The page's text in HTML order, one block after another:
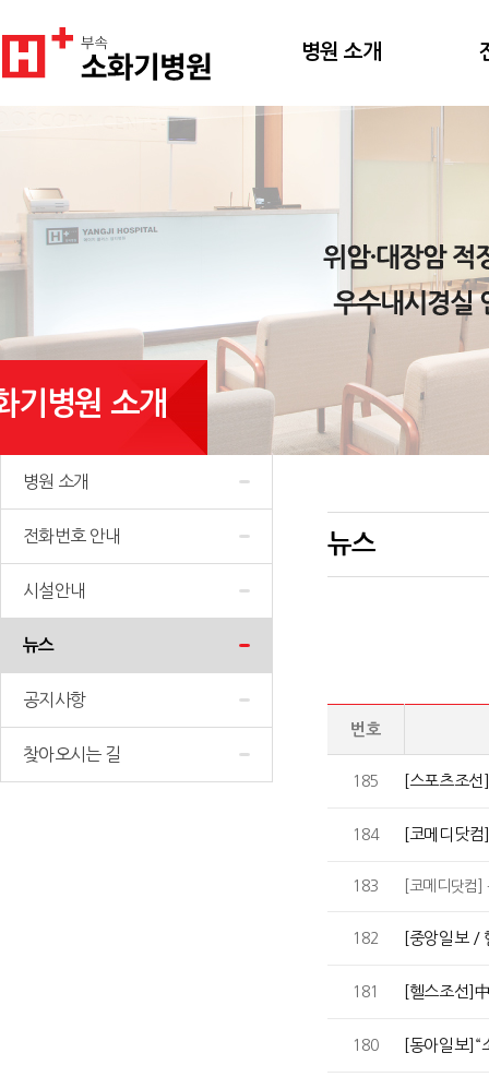
병원 소개
기병원 소개
병원 소개
전화번호 안내
시설안내
뉴스
공지사항
찾아오시는 길
뉴스
번호
185 [스포츠조
184 [코메디닷
183 [코메디닷컴
182 [중앙일보 /
181 [헬스조선]
180 [동아일보]“